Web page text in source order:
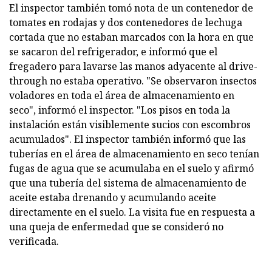
El inspector también tomó nota de un contenedor de
tomates en rodajas y dos contenedores de lechuga
cortada que no estaban marcados con la hora en que
se sacaron del refrigerador, e informó que el
fregadero para lavarse las manos adyacente al drive-
through no estaba operativo. "Se observaron insectos
voladores en toda el área de almacenamiento en
seco", informó el inspector. "Los pisos en toda la
instalación están visiblemente sucios con escombros
acumulados". El inspector también informó que las
tuberías en el área de almacenamiento en seco tenían
fugas de agua que se acumulaba en el suelo y afirmó
que una tubería del sistema de almacenamiento de
aceite estaba drenando y acumulando aceite
directamente en el suelo. La visita fue en respuesta a
una queja de enfermedad que se consideró no
verificada.